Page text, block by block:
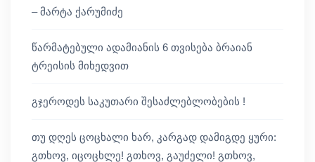
– მარტა ქარუმიძე
წარმატებული ადამიანის 6 თვისება ბრაიან
ტრეისის მიხედვით
გჯეროდეს საკუთარი შესაძლებლობების !
თუ დღეს ცოცხალი ხარ, კარგად დამიგდე ყური:
გთხოვ, იცოცხლე! გთხოვ, გაუძელი! გთხოვ,